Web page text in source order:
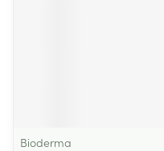
Bioderma